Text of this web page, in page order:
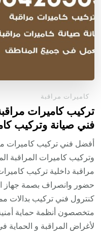
كاميرات مراقبة
فني صيانة وتركيب
أفضل فني تركيب كاميرات
وتركيب كاميرات المراقبة
مراقبة داخلية تركيب
حضور وانصراف بصمة جهاز
كنترول فني تركيب بدالات
متخصصون أنظمة حماية
لأغراض المراقبة و الحماية